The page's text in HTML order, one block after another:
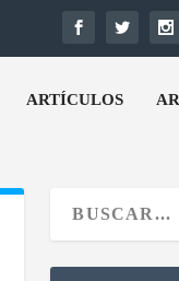
ARTÍCULOS